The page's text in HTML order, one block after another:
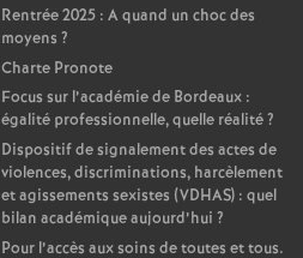
Rentrée 2025 : A quand un choc des
moyens ?
Charte Pronote
Focus sur l’académie de Bordeaux :
égalité professionnelle, quelle réalité?
Dispositif de signalement des actes de
violences, discriminations, harcèlement
et agissements sexistes (VDHAS) : quel
bilan académique aujourd’hui ?
Pour l’accès aux soins de toutes et tous.